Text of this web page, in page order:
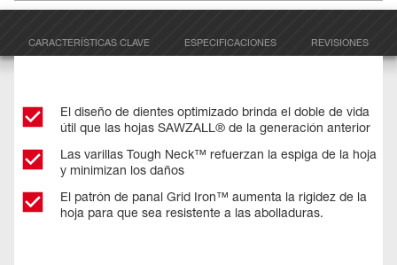
CARACTERÍSTICAS CLAVE ESPECIFICACIONES REVISIONES
El diseño de dientes optimizado brinda el doble de vida
útil que las hojas SAWZALL® de la generación anterior
Las varillas Tough Neck™ refuerzan la espiga de la hoja
y minimizan los daños
El patrón de panal Grid Iron™ aumenta la rigidez de la
hoja para que sea resistente a las abolladuras.